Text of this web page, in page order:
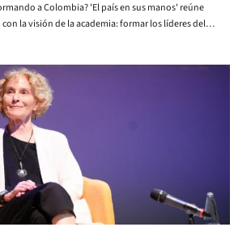
a Colombia? 'El país en sus manos' reúne
la visión de la academia: formar los líderes del